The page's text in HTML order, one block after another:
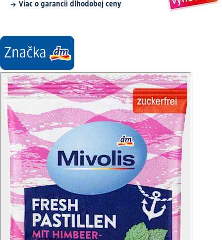
Viac o garancii dlhodobej ceny